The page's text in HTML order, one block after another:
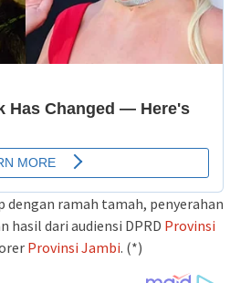
ramah tamah, penyerahan
hasil dari audiensi DPRD Provinsi
Provinsi Jambi. (*)